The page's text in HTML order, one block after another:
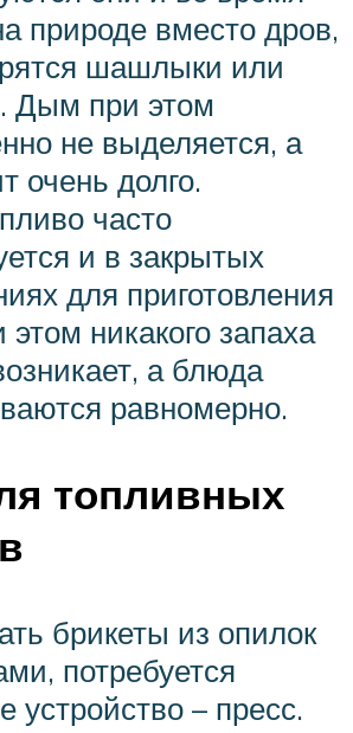
природе вместо дров,
шашлыки или
Дым при этом
не выделяется, а
очень долго.
часто
и в закрытых
для приготовления
никакого запаха
а блюда
равномерно.
топливных
брикеты из опилок
потребуется
устройство – пресс.